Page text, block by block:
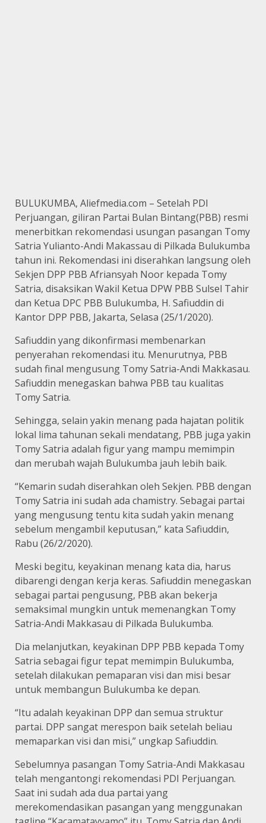
BULUKUMBA, Aliefmedia.com – Setelah PDI
Perjuangan, giliran Partai Bulan Bintang(PBB) resmi
menerbitkan rekomendasi usungan pasangan Tomy
Satria Yulianto-Andi Makassau di Pilkada Bulukumba
tahun ini. Rekomendasi ini diserahkan langsung oleh
Sekjen DPP PBB Afriansyah Noor kepada Tomy
Satria, disaksikan Wakil Ketua DPW PBB Sulsel Tahir
dan Ketua DPC PBB Bulukumba, H. Safiuddin di
Kantor DPP PBB, Jakarta, Selasa (25/1/2020).
Safiuddin yang dikonfirmasi membenarkan
penyerahan rekomendasi itu. Menurutnya, PBB
sudah final mengusung Tomy Satria-Andi Makkasau.
Safiuddin menegaskan bahwa PBB tau kualitas
Tomy Satria.
Sehingga, selain yakin menang pada hajatan politik
lokal lima tahunan sekali mendatang, PBB juga yakin
Tomy Satria adalah figur yang mampu memimpin
dan merubah wajah Bulukumba jauh lebih baik.
“Kemarin sudah diserahkan oleh Sekjen. PBB dengan
Tomy Satria ini sudah ada chamistry. Sebagai partai
yang mengusung tentu kita sudah yakin menang
sebelum mengambil keputusan,” kata Safiuddin,
Rabu (26/2/2020).
Meski begitu, keyakinan menang kata dia, harus
dibarengi dengan kerja keras. Safiuddin menegaskan
sebagai partai pengusung, PBB akan bekerja
semaksimal mungkin untuk memenangkan Tomy
Satria-Andi Makkasau di Pilkada Bulukumba.
Dia melanjutkan, keyakinan DPP PBB kepada Tomy
Satria sebagai figur tepat memimpin Bulukumba,
setelah dilakukan pemaparan visi dan misi besar
untuk membangun Bulukumba ke depan.
“Itu adalah keyakinan DPP dan semua struktur
partai. DPP sangat merespon baik setelah beliau
memaparkan visi dan misi,” ungkap Safiuddin.
Sebelumnya pasangan Tomy Satria-Andi Makkasau
telah mengantongi rekomendasi PDI Perjuangan.
Saat ini sudah ada dua partai yang
merekomendasikan pasangan yang menggunakan